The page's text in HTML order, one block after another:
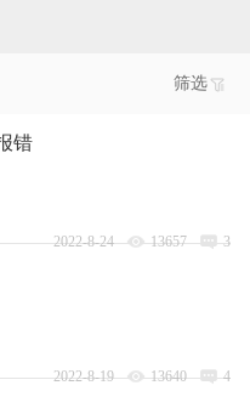
筛选
错
2022-8-24 13657 3
2022-8-19 13640 4